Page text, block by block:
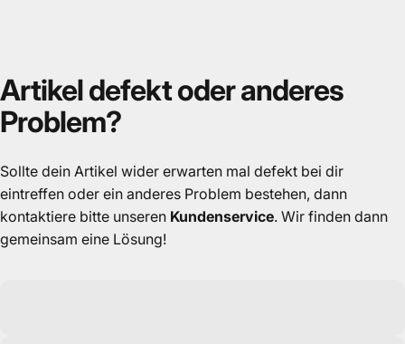
Artikeldefektoderanderes
Problem?
Sollte dein Artikel wider erwarten mal defekt bei dir
eintreffen oder ein anderes Problem bestehen, dann
kontaktiere bitte unseren Kundenservice. Wir finden dann
gemeinsam eine Lösung!